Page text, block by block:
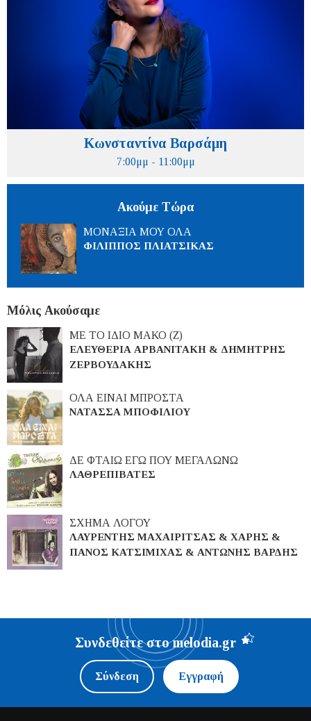
Κωνσταντίνα Βαρσάμη
7:00μμ - 11:00μμ
Ακούμε Τώρα
ΜΟΝΑΞΙΑ ΜΟΥ ΟΛΑ
ΦΙΛΙΠΠΟΣ ΠΛΙΑΤΣΙΚΑΣ
Μόλις Ακούσαμε
ΜΕ ΤΟ ΙΔΙΟ ΜΑΚΟ (Ζ)
ΕΛΕΥΘΕΡΙΑ ΑΡΒΑΝΙΤΑΚΗ & ΔΗΜΗΤΡΗΣ
ΖΕΡΒΟΥΔΑΚΗΣ
ΟΛΑ ΕΙΝΑΙ ΜΠΡΟΣΤΑ
ΝΑΤΑΣΣΑ ΜΠΟΦΙΛΙΟΥ
ΔΕ ΦΤΑΙΩ ΕΓΩ ΠΟΥ ΜΕΓΑΛΩΝΩ
ΛΑΘΡΕΠΙΒΑΤΕΣ
ΣΧΗΜΑ ΛΟΓΟΥ
ΛΑΥΡΕΝΤΗΣ ΜΑΧΑΙΡΙΤΣΑΣ & ΧΑΡΗΣ &
ΠΑΝΟΣ ΚΑΤΣΙΜΙΧΑΣ & ΑΝΤΩΝΗΣ ΒΑΡΔΗΣ
Συνδεθείτε στο melodia.gr
Σύνδεση Εγγραφή